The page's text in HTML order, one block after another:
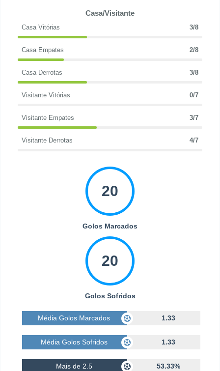
Casa/Visitante
Casa Vitórias 3/8
Casa Empates 2/8
Casa Derrotas 3/8
Visitante Vitórias 0/7
Visitante Empates 3/7
Visitante Derrotas 4/7
20
Golos Marcados
20
Golos Sofridos
Média Golos Marcados 1.33
Média Golos Sofridos 1.33
Mais de 2.5 53.33%